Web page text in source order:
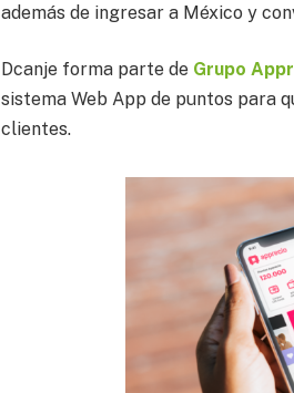
además de ingresar a México y
Dcanje forma parte de Grupo
sistema Web App de puntos para
clientes.